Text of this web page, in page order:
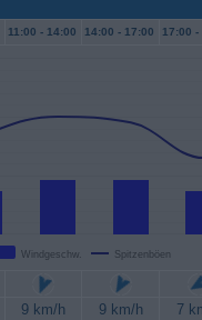
11:00 - 14:00 14:00 - 17:00 17:00 -
Windgeschw. Spitzenböen
9 km/h 9 km/h
7